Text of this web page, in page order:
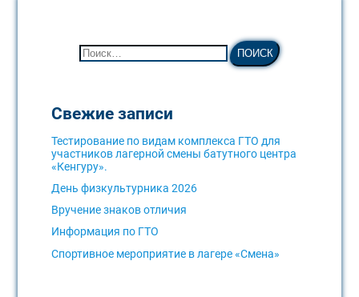
Свежие записи
Тестирование по видам комплекса ГТО для
участников лагерной смены батутного центра
«Кенгуру».
День физкультурника 2026
Вручение знаков отличия
Информация по ГТО
Спортивное мероприятие в лагере «Смена»